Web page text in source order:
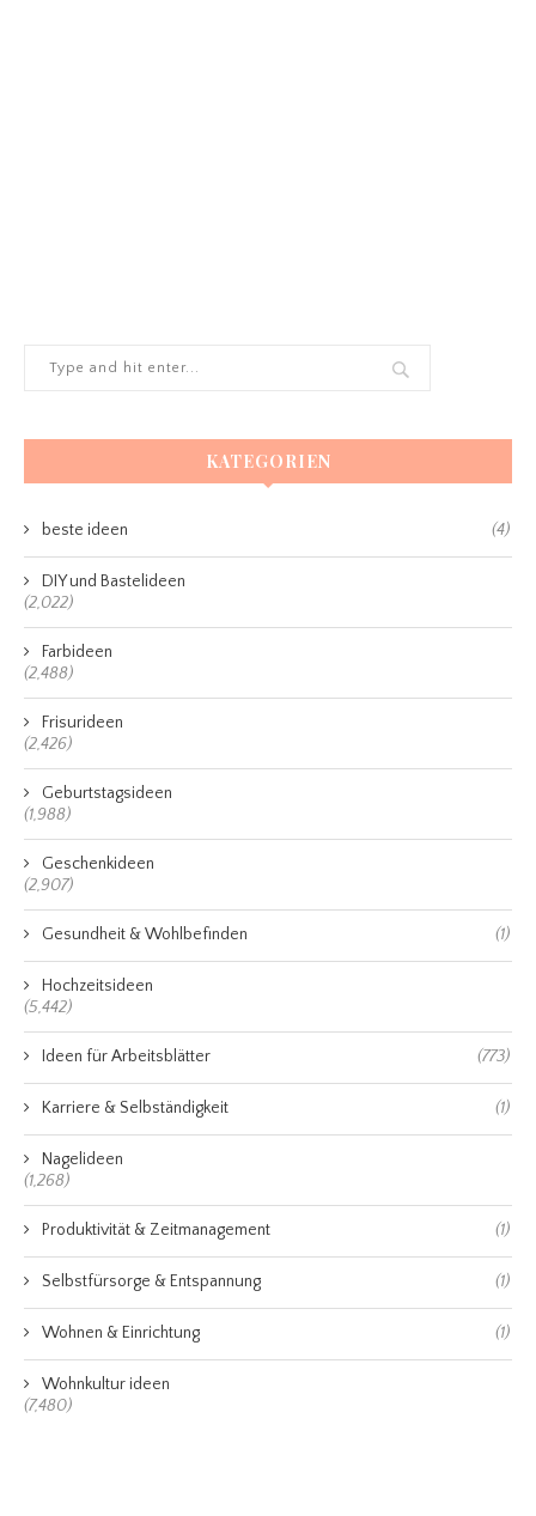
KATEGORIEN
beste ideen (4)
DIY und Bastelideen
(2,022)
Farbideen
(2,488)
Frisurideen
(2,426)
Geburtstagsideen
(1,988)
Geschenkideen
(2,907)
Gesundheit & Wohlbefinden (1)
Hochzeitsideen
(5,442)
Ideen für Arbeitsblätter (773)
Karriere & Selbständigkeit (1)
Nagelideen
(1,268)
Produktivität & Zeitmanagement (1)
Selbstfürsorge & Entspannung (1)
Wohnen & Einrichtung (1)
Wohnkultur ideen
(7,480)